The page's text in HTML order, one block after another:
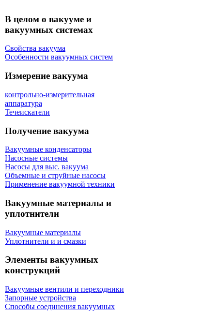
В целом о вакууме и
вакуумных системах
Свойства вакуума
Особенности вакуумных систем
Измерение вакуума
контрольно-измерительная
аппаратура
Течеискатели
Получение вакуума
Вакуумные конденсаторы
Насосные системы
Насосы для выс. вакуума
Объемные и струйные насосы
Применение вакуумной техники
Вакуумные материалы и
уплотнители
Вакуумные материалы
Уплотнители и и смазки
Элементы вакуумных
конструкций
Вакуумные вентили и переходники
Запорные устройства
Способы соединения вакуумных